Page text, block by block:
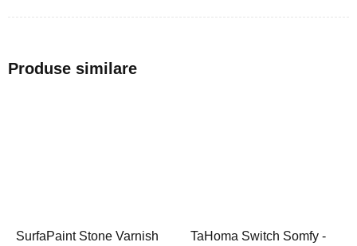
Produse similare
SurfaPaint Stone Varnish
TaHoma Switch Somfy -